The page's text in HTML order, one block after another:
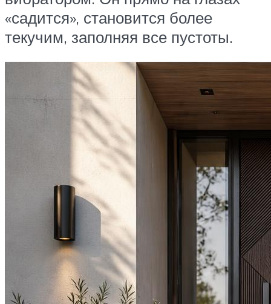
«садится», становится более
текучим, заполняя все пустоты.